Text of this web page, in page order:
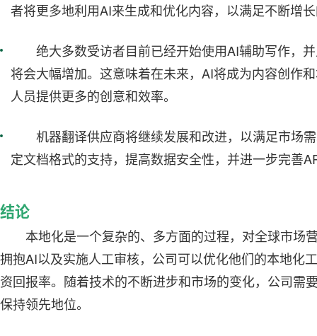
者将更多地利用AI来生成和优化内容，以满足不断增
绝大多数受访者目前已经开始使用AI辅助写作，
将会大幅增加。这意味着在未来，AI将成为内容创作
人员提供更多的创意和效率。
机器翻译供应商将继续发展和改进，以满足市场
定文档格式的支持，提高数据安全性，并进一步完善
结论
本地化是一个复杂的、多方面的过程，对全球市场
拥抱AI以及实施人工审核，公司可以优化他们的本地化
资回报率。随着技术的不断进步和市场的变化，公司需
保持领先地位。